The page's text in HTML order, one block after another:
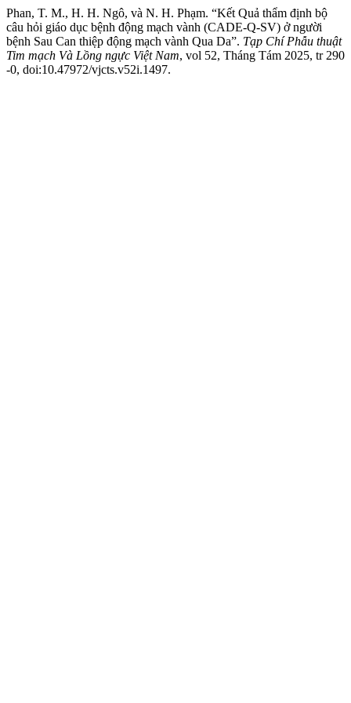
Phan, T. M., H. H. Ngô, và N. H. Phạm. “Kết Quả thẩm định bộ
câu hỏi giáo dục bệnh động mạch vành (CADE-Q-SV) ở người
bệnh Sau Can thiệp động mạch vành Qua Da”. Tạp Chí Phẫu thuật
Tim mạch Và Lồng ngực Việt Nam, vol 52, Tháng Tám 2025, tr 290
-0, doi:10.47972/vjcts.v52i.1497.